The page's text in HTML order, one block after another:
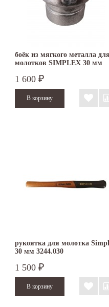
боёк из мягкого металла для
молотков SIMPLEX 30 мм
1 600 ₽
рукоятка для молотка
30 мм 3244.030
1 500 ₽